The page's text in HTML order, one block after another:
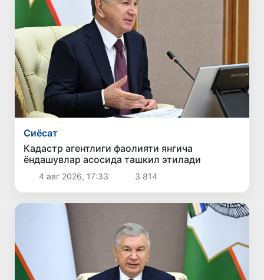
Сиёсат
Кадастр агентлиги фаолияти янгича
ёндашувлар асосида ташкил этилади
4 авг 2026, 17:33 3 814